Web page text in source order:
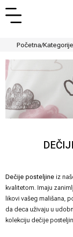
Početna/Kategorije
Dečije posteljine iz
kvalitetom. Imaju
likovi vašeg mališana,
da deca uživaju u
kolekciju dečije